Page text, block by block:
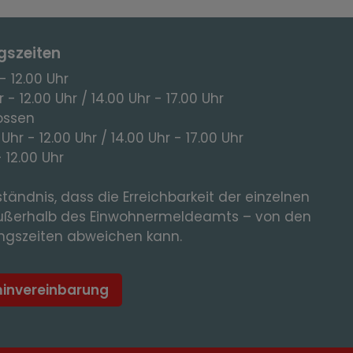
12.00 Uhr
- 12.00 Uhr / 14.00 Uhr - 17.00 Uhr
- 12.00 Uhr / 14.00 Uhr - 17.00 Uhr
Uhr
dass die Erreichbarkeit der einzelnen
des Einwohnermeldeamts – von den
abweichen kann.